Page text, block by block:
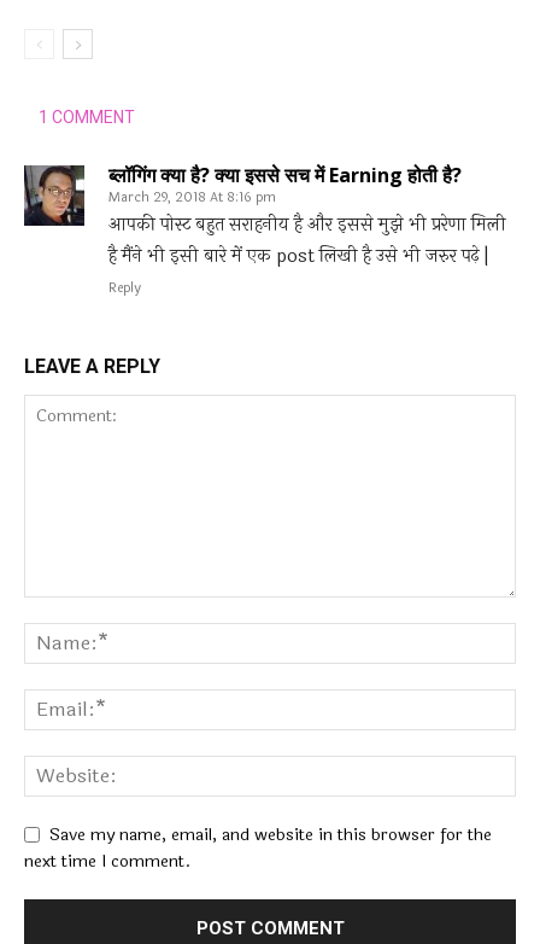
1 COMMENT
ब्लॉगिंग क्या है? क्या इससे सच में Earning होती है?
March 29, 2018 At 8:16 pm
आपकी पोस्ट बहुत सराहनीय है और इससे मुझे भी प्ररेणा मिली
है मैंने भी इसी बारे में एक post लिखी है उसे भी जरुर पढ़े |
Reply
LEAVE A REPLY
Save my name, email, and website in this browser for the
next time I comment.